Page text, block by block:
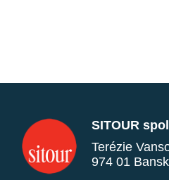
SITOUR
Terézie
974 01